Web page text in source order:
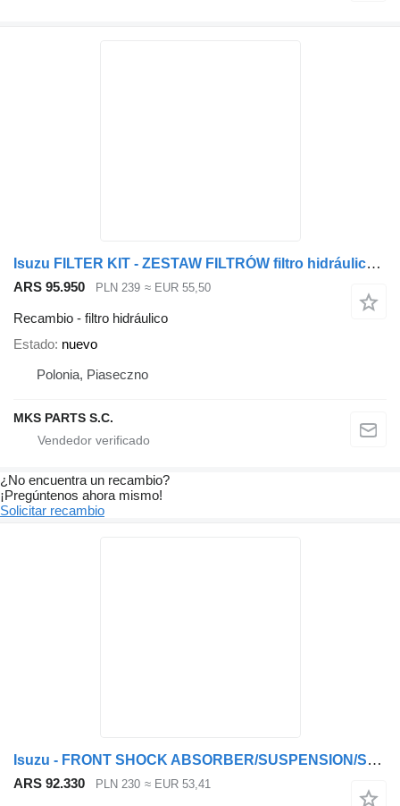
Isuzu FILTER KIT - ZESTAW FILTRÓW filtro hidráulico para Isuzu NPR, NQR 4.8 TD camión
ARS 95.950 PLN 239 ≈ EUR 55,50
Recambio - filtro hidráulico
Estado nuevo
Polonia, Piaseczno
MKS PARTS S.C.
¿No encuentra un recambio?
¡Pregúntenos ahora mismo!
Solicitar recambio
Isuzu - FRONT SHOCK ABSORBER/SUSPENSION/SPRING - amortiguador para Isuzu NPR, NQR - PRZÓD camión
ARS 92.330 PLN 230 ≈ EUR 53,41